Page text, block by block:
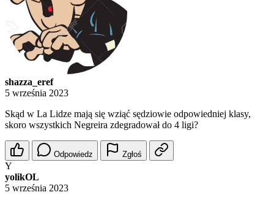
shazza_eref
5 września 2023
Skąd w La Lidze mają się wziąć sędziowie odpowiedniej klasy,
skoro wszystkich Negreira zdegradował do 4 ligi?
Odpowiedz Zgłoś
Y
yolikOL
5 września 2023